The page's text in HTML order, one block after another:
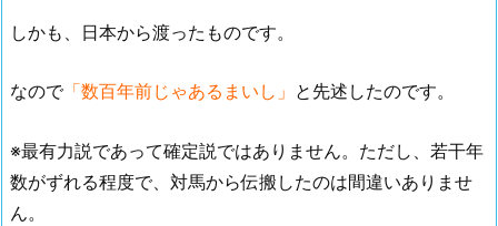
しかも、日本から渡ったものです。
なので「数百年前じゃあるまいし」 と先述したのです。
※最有力説であって確定説ではありません。ただし、若干年
数がずれる程度で、対馬から伝搬したのは間違いありませ
ん。